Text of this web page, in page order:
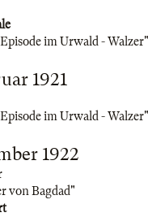
im Urwald - Walzer"
1921
im Urwald - Walzer"
1922
von Bagdad"